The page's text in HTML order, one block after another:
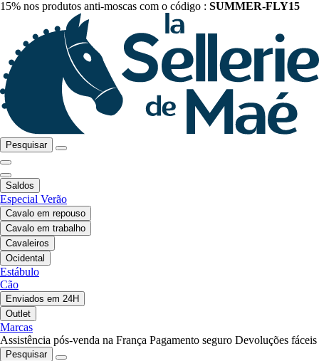
15% nos produtos anti-moscas com o código : SUMMER-FLY15
Pesquisar
Saldos
Especial Verão
Cavalo em repouso
Cavalo em trabalho
Cavaleiros
Ocidental
Estábulo
Cão
Enviados em 24H
Outlet
Marcas
Assistência pós-venda na França Pagamento seguro Devoluções fáceis
Pesquisar